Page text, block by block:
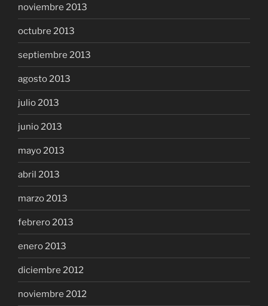
noviembre 2013
octubre 2013
septiembre 2013
agosto 2013
julio 2013
junio 2013
mayo 2013
abril 2013
marzo 2013
febrero 2013
enero 2013
diciembre 2012
noviembre 2012